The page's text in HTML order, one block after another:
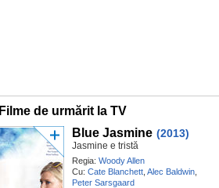
Filme de urmărit la TV
Blue Jasmine (2013)
Jasmine e tristă
Regia: Woody Allen
Cu: Cate Blanchett Alec Baldwin
Peter Sarsgaard